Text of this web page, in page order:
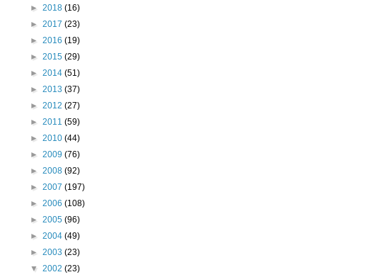
► 2018 (16)
► 2017 (23)
► 2016 (19)
► 2015 (29)
► 2014 (51)
► 2013 (37)
► 2012 (27)
► 2011 (59)
► 2010 (44)
► 2009 (76)
► 2008 (92)
► 2007 (197)
► 2006 (108)
► 2005 (96)
► 2004 (49)
► 2003 (23)
▼ 2002 (23)